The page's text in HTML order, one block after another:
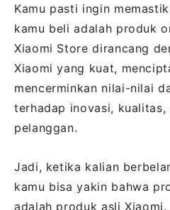
Kamu pasti ingin
kamu beli adalah produk
Xiaomi Store dirancang
Xiaomi yang kuat,
mencerminkan nilai-nilai
terhadap inovasi, kualitas,
pelanggan.
Jadi, ketika kalian
kamu bisa yakin bahwa
adalah produk asli